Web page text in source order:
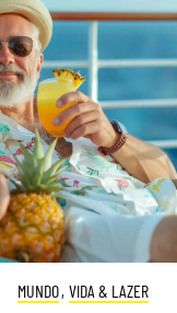
MUNDO, VIDA & LAZER